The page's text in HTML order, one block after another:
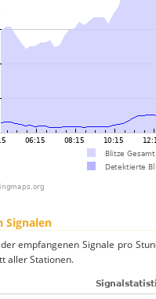
Signalen
empfangenen Signale pro
aller Stationen.